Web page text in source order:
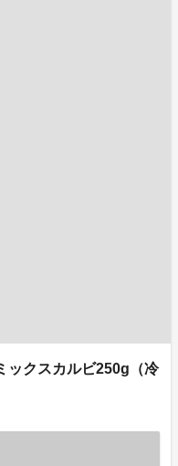
ックスカルビ250g（冷